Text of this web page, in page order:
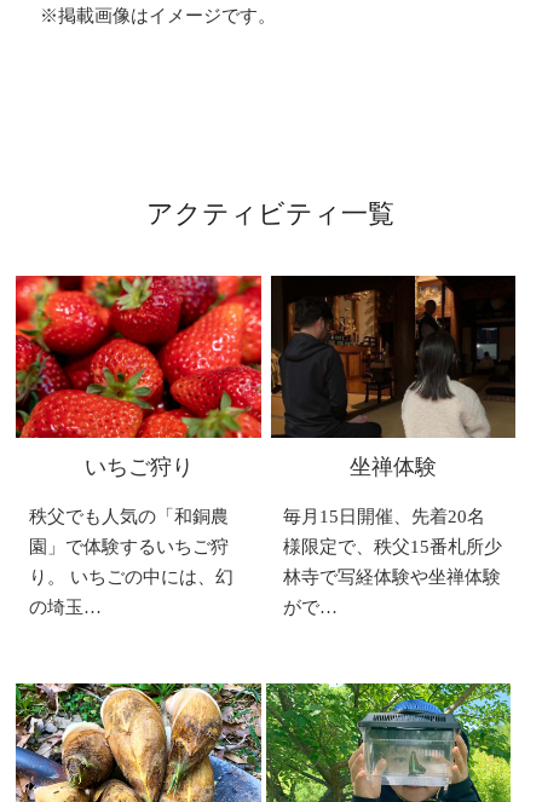
※掲載画像はイメージです。
アクティビティ一覧
いちご狩り
秩父でも人気の「和銅農
園」で体験するいちご狩
り。 いちごの中には、幻
の埼玉…
坐禅体験
毎月15日開催、先着20名
様限定で、秩父15番札所少
林寺で写経体験や坐禅体験
がで…